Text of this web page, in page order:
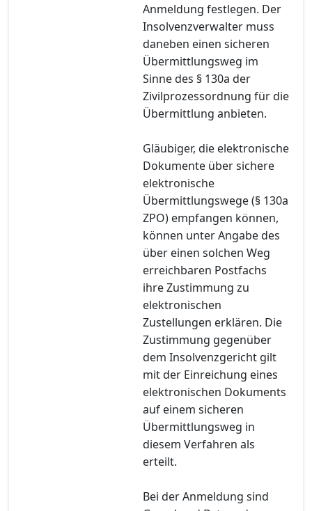
Anmeldung festlegen. Der
Insolvenzverwalter muss
daneben einen sicheren
Übermittlungsweg im
Sinne des § 130a der
Zivilprozessordnung für die
Übermittlung anbieten.
Gläubiger, die elektronische
Dokumente über sichere
elektronische
Übermittlungswege (§ 130a
ZPO) empfangen können,
können unter Angabe des
über einen solchen Weg
erreichbaren Postfachs
ihre Zustimmung zu
elektronischen
Zustellungen erklären. Die
Zustimmung gegenüber
dem Insolvenzgericht gilt
mit der Einreichung eines
elektronischen Dokuments
auf einem sicheren
Übermittlungsweg in
diesem Verfahren als
erteilt.
Bei der Anmeldung sind